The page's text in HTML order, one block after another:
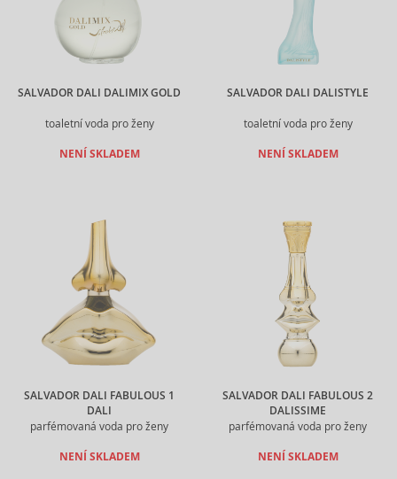
SALVADOR DALI DALIMIX GOLD
toaletní voda pro ženy
NENÍ SKLADEM
SALVADOR DALI DALISTYLE
toaletní voda pro ženy
NENÍ SKLADEM
SALVADOR DALI FABULOUS 1
DALI
parfémovaná voda pro ženy
NENÍ SKLADEM
SALVADOR DALI FABULOUS 2
DALISSIME
parfémovaná voda pro ženy
NENÍ SKLADEM